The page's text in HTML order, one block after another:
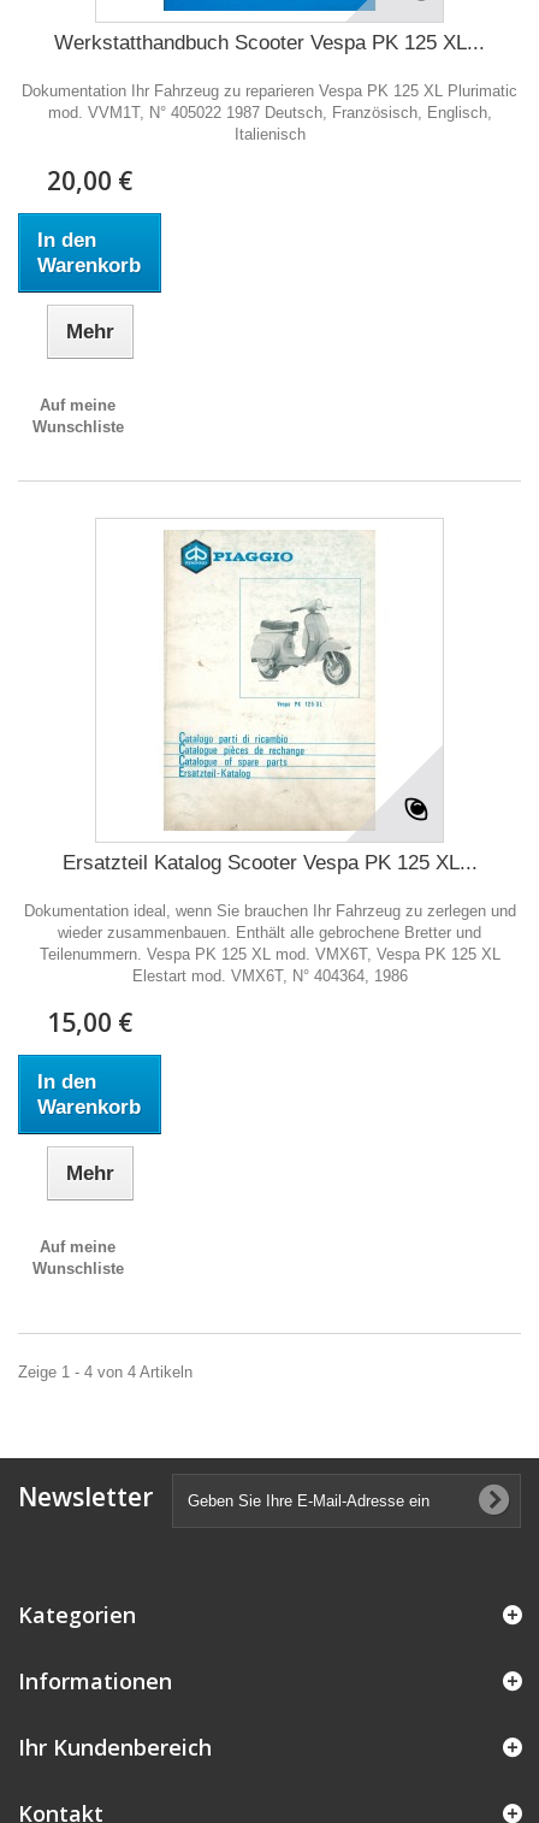
Werkstatthandbuch Scooter Vespa PK 125 XL...
Dokumentation Ihr Fahrzeug zu reparieren Vespa PK 125 XL Plurimatic
mod. VVM1T, N° 405022 1987 Deutsch, Französisch, Englisch,
Italienisch
20,00 €
In den
Warenkorb
Mehr
Auf meine
Wunschliste
Ersatzteil Katalog Scooter Vespa PK 125 XL...
Dokumentation ideal, wenn Sie brauchen Ihr Fahrzeug zu zerlegen und
wieder zusammenbauen. Enthält alle gebrochene Bretter und
Teilenummern. Vespa PK 125 XL mod. VMX6T, Vespa PK 125 XL
Elestart mod. VMX6T, N° 404364, 1986
15,00 €
In den
Warenkorb
Mehr
Auf meine
Wunschliste
Zeige 1 - 4 von 4 Artikeln
Newsletter
Kategorien
Informationen
Ihr Kundenbereich
Kontakt